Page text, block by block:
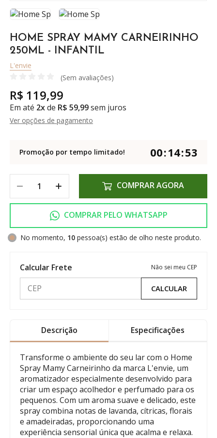
HOME SPRAY MAMY CARNEIRINHO
250ML - INFANTIL
L'envie
(Sem avaliações)
R$ 119,99
Em até 2xde R$ 59,99sem juros
Ver opções de pagamento
Promoção por tempo limitado! 00:14:53
COMPRAR AGORA
COMPRAR PELO WHATSAPP
No momento, 10 pessoa(s) estão de olho neste produto.
Calcular Frete Não sei meu CEP
CALCULAR
Descrição Especificações
Transforme o ambiente do seu lar com o Home
Spray Mamy Carneirinho da marca L'envie, um
aromatizador especialmente desenvolvido para
criar um espaço acolhedor e perfumado para os
pequenos. Com um aroma suave e delicado, este
spray combina notas de lavanda, cítricas, florais
e amadeiradas, proporcionando uma
experiência sensorial única que acalma e relaxa.